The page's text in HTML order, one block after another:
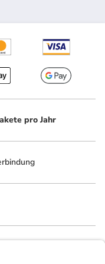
pro Jahr